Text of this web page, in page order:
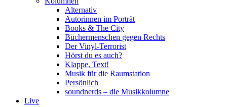
Alternativ
Autorinnen im Porträt
Books & The City
Büchermenschen gegen Rechts
Der Vinyl-Terrorist
Hörst du es auch?
Klappe, Text!
Musik für die Raumstation
Persönlich
soundnerds – die Musikkolumne
Live